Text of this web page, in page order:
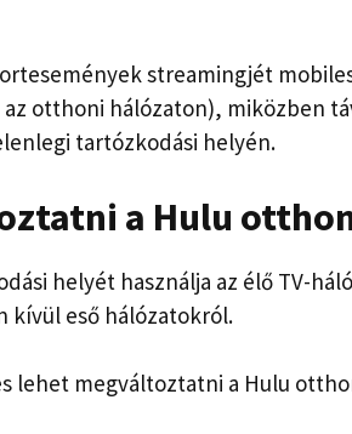
streamingjét
otthoni hálózaton), miközben
tartózkodási helyén.
a Hulu
helyét használja az élő TV-
kívül eső hálózatokról.
lehet megváltoztatni a Hulu